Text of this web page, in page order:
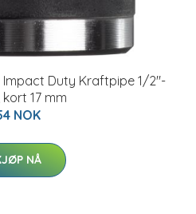
Impact Duty Kraftpipe 1/2"-
17 mm
NOK
NÅ